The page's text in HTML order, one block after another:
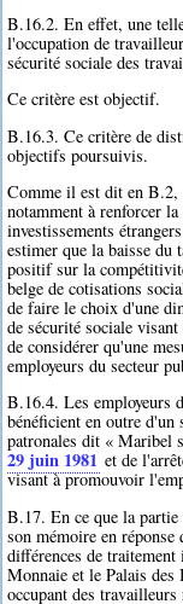
B.16.2. En effet, une
l'occupation de
sécurité sociale des
Ce critère est objectif.
B.16.3. Ce critère de
objectifs poursuivis.
Comme il est dit en B.2,
notamment à renforcer
investissements
estimer que la baisse du
positif sur la
belge de cotisations
de faire le choix d'une
de sécurité sociale
de considérer qu'une
employeurs du secteur
B.16.4. Les employeurs
bénéficient en outre d'un
patronales dit « Maribel
29 juin 1981 et de
visant à promouvoir
B.17. En ce que la
son mémoire en réponse
différences de
Monnaie et le Palais
occupant des